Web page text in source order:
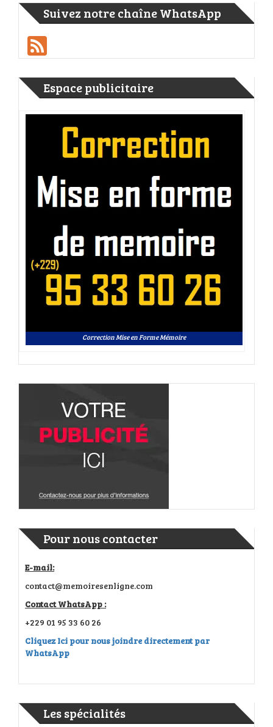
Suivez notre chaîne WhatsApp
Espace publicitaire
Correction Mise en Forme Mémoire
Pour nous contacter
E-mail:
contact@memoiresenligne.com
Contact WhatsApp :
+229 01 95 33 60 26
Cliquez Ici pour nous joindre directement par
WhatsApp
Les spécialités